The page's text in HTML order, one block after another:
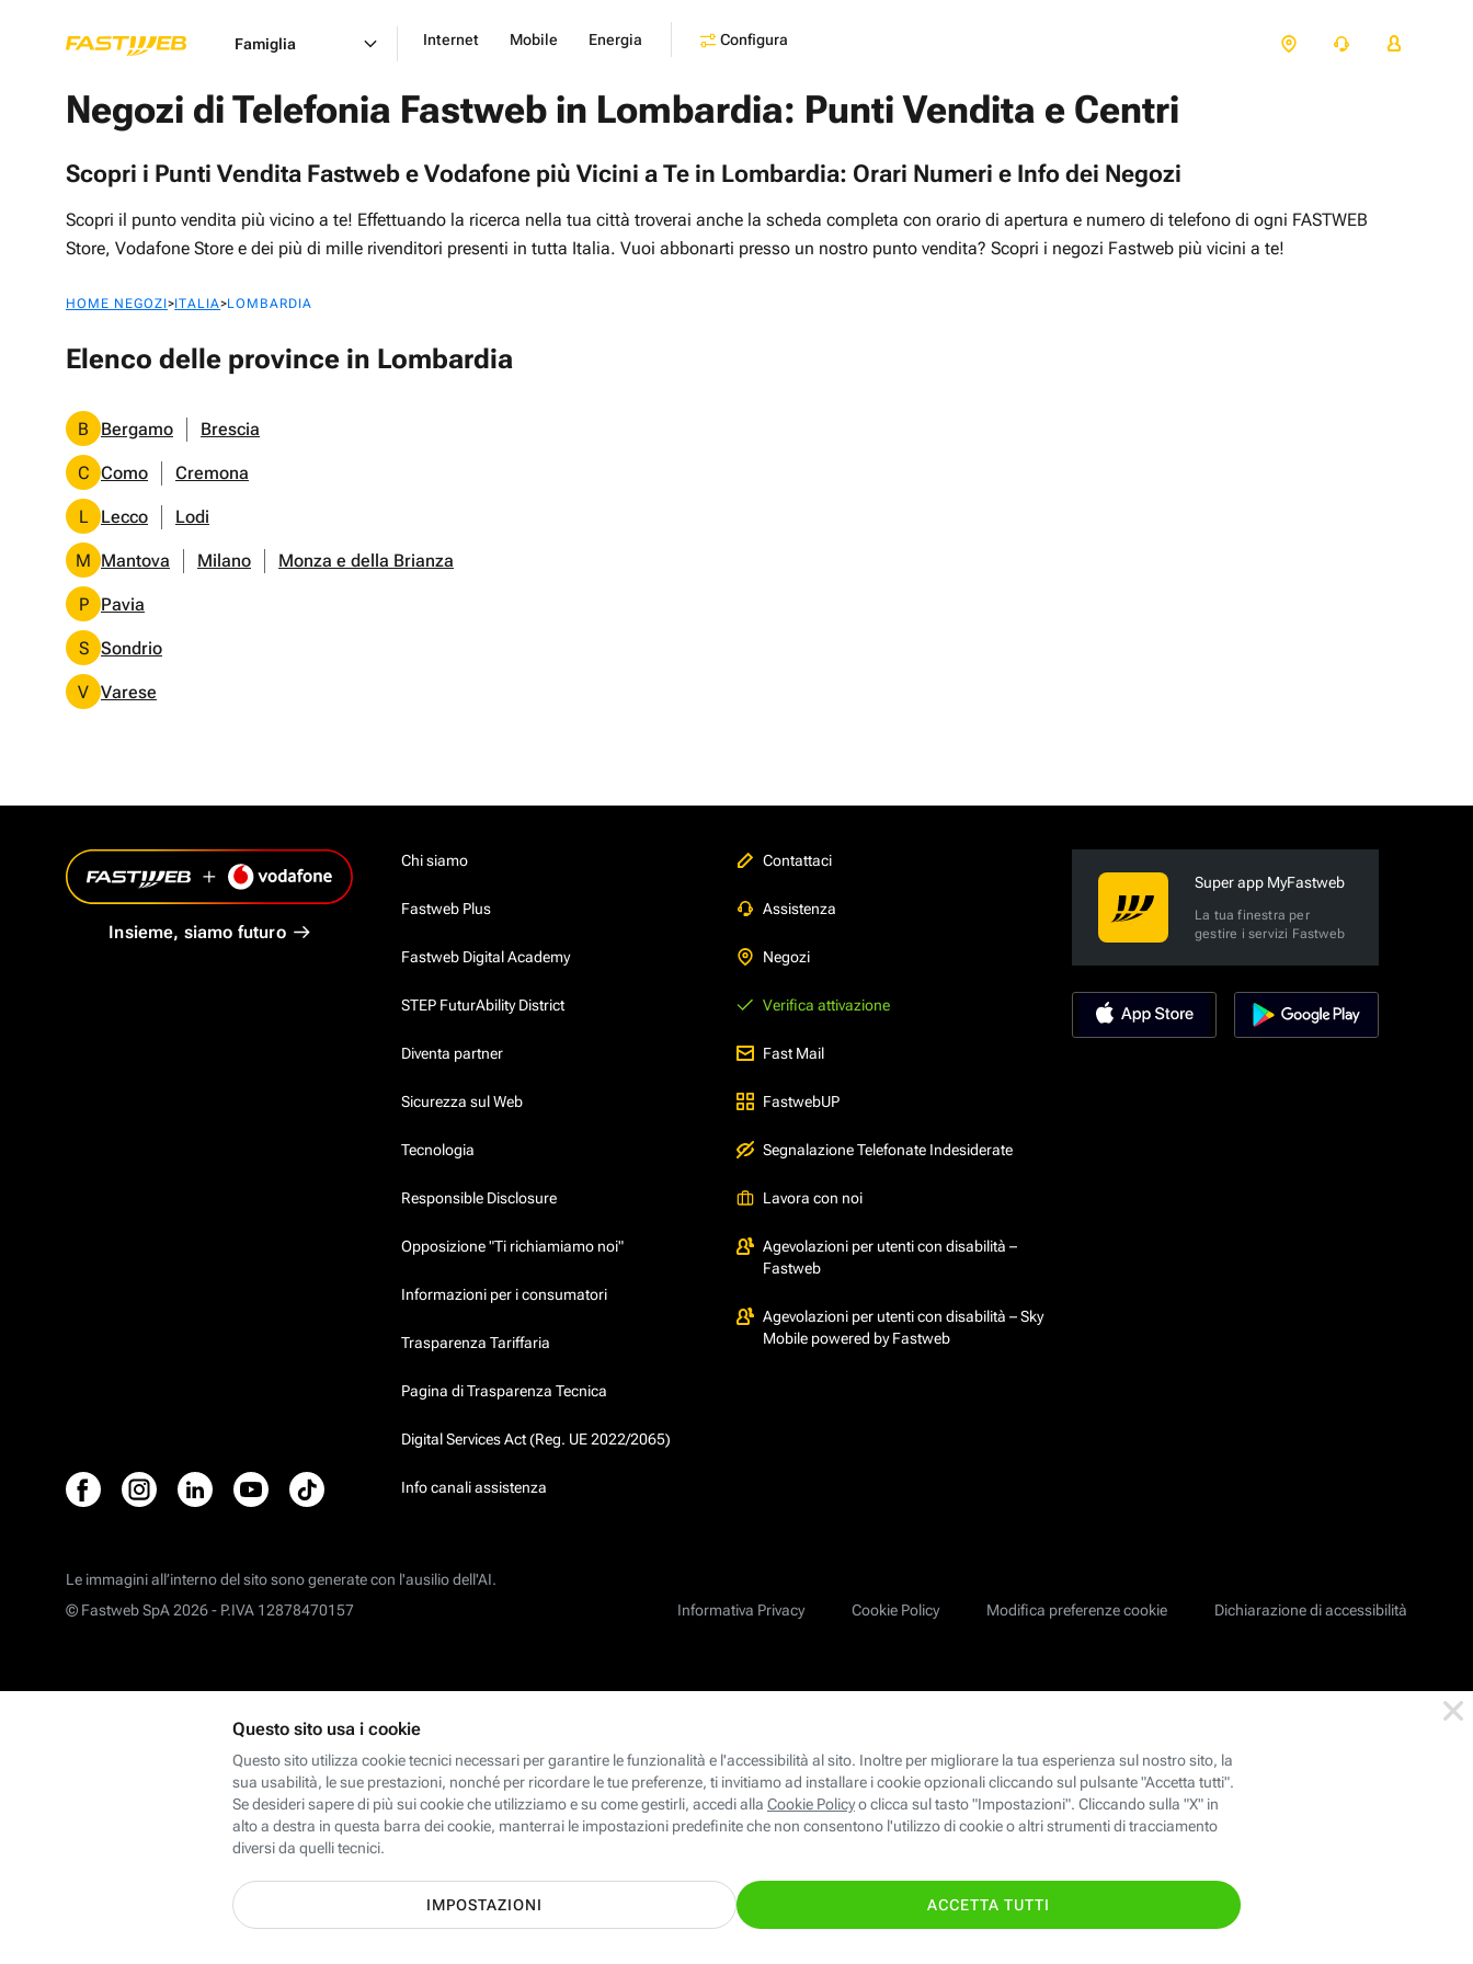
Famiglia Internet Mobile Energia Configura
Negozi di Telefonia Fastweb in Lombardia: Punti Vendita e Centri
Scopri i Punti Vendita Fastweb e Vodafone più Vicini a Te in Lombardia: Orari Numeri e Info dei Negozi
Scopri il punto vendita più vicino a te! Effettuando la ricerca nella tua città troverai anche la scheda completa con orario di apertura e numero di telefono di ogni FASTWEB
Store, Vodafone Store e dei più di mille rivenditori presenti in tutta Italia. Vuoi abbonarti presso un nostro punto vendita? Scopri i negozi Fastweb più vicini a te!
HOME NEGOZI>ITALIA>LOMBARDIA
Elenco delle province in Lombardia
B Bergamo Brescia
C Como Cremona
L Lecco Lodi
M Mantova Milano Monza e della Brianza
P Pavia
S Sondrio
V Varese
Insieme, siamo futuro
Chi siamo
Fastweb Plus
Fastweb Digital Academy
STEP FuturAbility District
Diventa partner
Sicurezza sul Web
Tecnologia
Responsible Disclosure
Opposizione "Ti richiamiamo noi"
Informazioni per i consumatori
Trasparenza Tariffaria
Pagina di Trasparenza Tecnica
Digital Services Act (Reg. UE 2022/2065)
Info canali assistenza
Contattaci
Assistenza
Negozi
Verifica attivazione
Fast Mail
FastwebUP
Segnalazione Telefonate Indesiderate
Lavora con noi
Agevolazioni per utenti con disabilità –
Fastweb
Agevolazioni per utenti con disabilità – Sky
Mobile powered by Fastweb
Super app MyFastweb
La tua finestra per
gestire i servizi Fastweb
Le immagini all’interno del sito sono generate con l'ausilio dell'AI.
Informativa Privacy
Cookie Policy Modifica preferenze cookie Dichiarazione di accessibilità
© Fastweb SpA 2026 - P.IVA 12878470157